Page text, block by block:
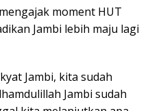
moment HUT
Jambi lebih maju lagi
Jambi, kita sudah
Jambi sudah